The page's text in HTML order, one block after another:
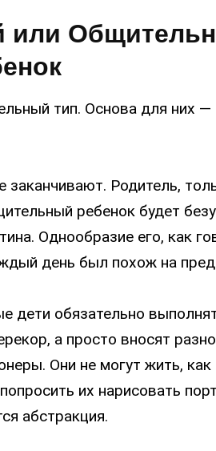
или
тип. Основа для них —
заканчивают. Родитель,
ребенок будет
Однообразие его, как
день был похож на
дети обязательно
а просто вносят
Они не могут жить, как
их нарисовать
абстракция.